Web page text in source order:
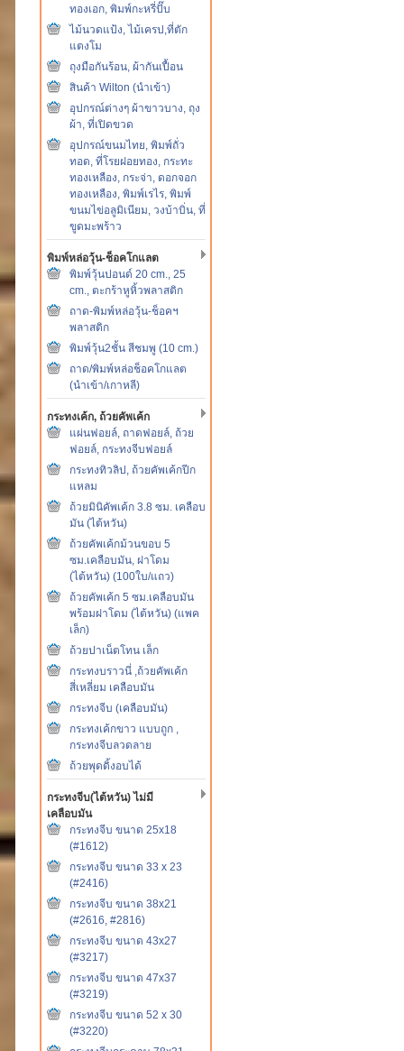
ทองเอก, พิมพ์กะหรี่ปั๊บ
ไม้นวดแป้ง, ไม้เครป,ที่ตัก
แตงโม
ถุงมือกันร้อน, ผ้ากันเปื้อน
สินค้า Wilton (นำเข้า)
อุปกรณ์ต่างๆ ผ้าขาวบาง, ถุง
ผ้า, ที่เปิดขวด
อุปกรณ์ขนมไทย, พิมพ์ถั่ว
ทอด, ที่โรยฝอยทอง, กระทะ
ทองเหลือง, กระจ่า, ดอกจอก
ทองเหลือง, พิมพ์เรไร, พิมพ์
ขนมไข่อลูมิเนียม, วงบ้าบิ่น, ที่
ขูดมะพร้าว
พิมพ์หล่อวุ้น-ช็อคโกแลต
พิมพ์วุ้นปอนด์ 20 cm., 25
cm., ตะกร้าหูหิ้วพลาสติก
ถาด-พิมพ์หล่อวุ้น-ช็อคฯ
พลาสติก
พิมพ์วุ้น2ชั้น สีชมพู (10 cm.)
ถาด/พิมพ์หล่อช็อคโกแลต
(นำเข้า/เกาหลี)
กระทงเค้ก, ถ้วยคัพเค้ก
แผ่นฟอยล์, ถาดฟอยล์, ถ้วย
ฟอยล์, กระทงจีบฟอยล์
กระทงทิวลิป, ถ้วยคัพเค้กปีก
แหลม
ถ้วยมินิคัพเค้ก 3.8 ซม. เคลือบ
มัน (ไต้หวัน)
ถ้วยคัพเค้กม้วนขอบ 5
ซม.เคลือบมัน, ฝาโดม
(ไต้หวัน) (100ใบ/แถว)
ถ้วยคัพเค้ก 5 ซม.เคลือบมัน
พร้อมฝาโดม (ไต้หวัน) (แพค
เล็ก)
ถ้วยปาเน็ตโทน เล็ก
กระทงบราวนี่ ,ถ้วยคัพเค้ก
สี่เหลี่ยม เคลือบมัน
กระทงจีบ (เคลือบมัน)
กระทงเค้กขาว แบบถูก ,
กระทงจีบลวดลาย
ถ้วยพุดดิ้งอบได้
กระทงจีบ(ไต้หวัน) ไม่มี
เคลือบมัน
กระทงจีบ ขนาด 25x18
(#1612)
กระทงจีบ ขนาด 33 x 23
(#2416)
กระทงจีบ ขนาด 38x21
(#2616, #2816)
กระทงจีบ ขนาด 43x27
(#3217)
กระทงจีบ ขนาด 47x37
(#3219)
กระทงจีบ ขนาด 52 x 30
(#3220)